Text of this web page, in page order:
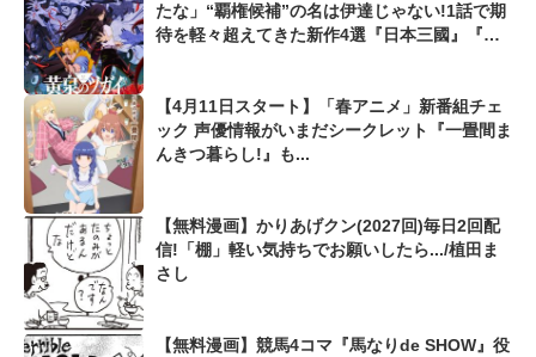
たな」“覇権候補”の名は伊達じゃない!1話で期
待を軽々超えてきた新作4選『日本三國』『あ
【4月11日スタート】「春アニメ」新番組チェ
ック 声優情報がいまだシークレット『一畳間ま
んきつ暮らし!』も...
【無料漫画】かりあげクン(2027回)毎日2回配
信!「棚」軽い気持ちでお願いしたら.../植田ま
さし
【無料漫画】競馬4コマ『馬なりde SHOW』役